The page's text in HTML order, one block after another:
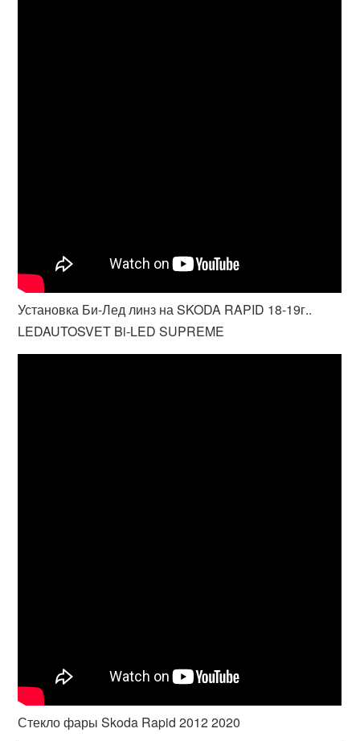
Установка Би-Лед линз на SKODA RAPID 18-19г..
LEDAUTOSVET Bi-LED SUPREME
Стекло фары Skoda Rapid 2012 2020